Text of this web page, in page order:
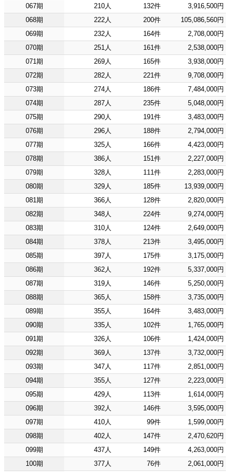
067期
210人 132件
3,916,500円
068期
222人 200件
105,086,560円
069期
232人 164件
2,708,000円
070期
251人 161件
2,538,000円
071期
269人 165件
3,938,000円
072期
282人 221件
9,708,000円
073期
274人 186件
7,484,000円
074期
287人 235件
5,048,000円
075期
290人 191件
3,483,000円
076期
296人 188件
2,794,000円
077期
325人 166件
4,423,000円
078期
386人 151件
2,227,000円
079期
328人 111件
2,283,000円
080期
329人 185件
13,939,000円
081期
366人 128件
2,820,000円
082期
348人 224件
9,274,000円
083期
310人 124件
2,649,000円
084期
378人 213件
3,495,000円
085期
397人 175件
3,175,000円
086期
362人 192件
5,337,000円
087期
319人 146件
5,250,000円
088期
365人 158件
3,735,000円
089期
355人 164件
3,483,000円
090期
335人 102件
1,765,000円
091期
326人 106件
1,424,000円
092期
369人 137件
3,732,000円
093期
347人 117件
2,851,000円
094期
355人 127件
2,223,000円
095期
429人 113件
1,614,000円
096期
392人 146件
3,595,000円
097期
410人 99件
1,599,000円
098期
402人 147件
2,470,620円
099期
437人 149件
4,263,000円
100期
377人 76件
2,061,000円